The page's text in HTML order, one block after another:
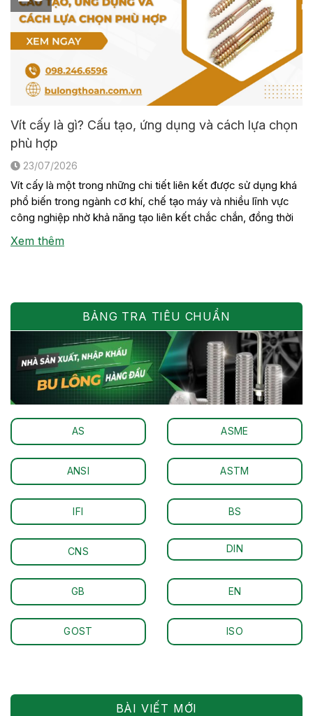
Vít cấy là gì? Cấu tạo, ứng dụng và cách lựa chọn
phù hợp
23/07/2026
Vít cấy là một trong những chi tiết liên kết được sử dụng khá
phổ biến trong ngành cơ khí, chế tạo máy và nhiều lĩnh vực
công nghiệp nhờ khả năng tạo liên kết chắc chắn, đồng thời
thuận tiện cho việc tháo lắp khi cần bảo trì hoặc thay thế thiết
bị. Mặc […]
Xem thêm
BẢNG TRA TIÊU CHUẨN
AS ASME
ANSI ASTM
IFI BS
CNS DIN
GB EN
GOST ISO
BÀI VIẾT MỚI